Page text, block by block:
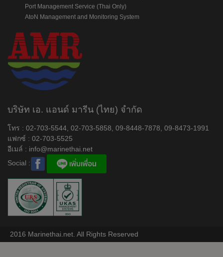
Port Management Service (Thai Only)
AtoN Management and Monitoring System
บริษัท เอ. แอนด์ มารีน (ไทย) จำกัด
โทร : 02-703-5544, 02-703-5858, 09-8448-7878, 09-8473-1991
แฟกซ์ : 02-703-5525
อีเมล์ : info@marinethai.net
Social :
2016 Marinethai.net. All Rights Reserved